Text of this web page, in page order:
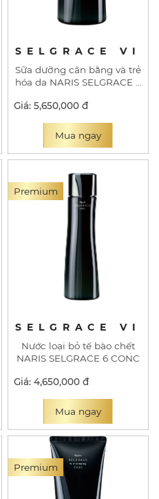
SELGRACE VI
Sữa dưỡng cân bằng và trẻ
hóa da NARIS SELGRACE 6
Giá: 5,650,000 đ
Mua ngay
Premium
SELGRACE VI
Nước loại bỏ tế bào chết
NARIS SELGRACE 6 CONC
Giá: 4,650,000 đ
Mua ngay
Premium